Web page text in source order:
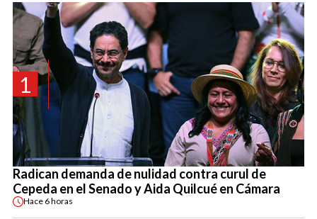
1
Radican demanda de nulidad contra curul de
Cepeda en el Senado y Aida Quilcué en Cámara
Hace 6 horas